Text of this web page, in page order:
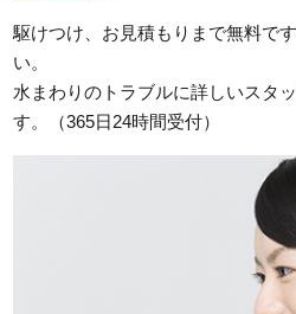
岐阜県可児郡御嵩町の住宅へ
ルでお伺いしました。
岐阜県羽島郡岐南町の住宅へ
駆けつけ、お見積もりまで無料で
い。
水まわりのトラブルに詳しいスタ
す。（365日24時間受付）